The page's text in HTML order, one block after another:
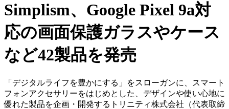
Simplism、Google Pixel 9a対
応の画面保護ガラスやケース
など42製品を発売
「デジタルライフを豊かにする」をスローガンに、スマート
フォンアクセサリーをはじめとした、デザインや使い心地に
優れた製品を企画・開発するトリニティ株式会社（代表取締